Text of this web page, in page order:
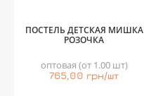
ПОСТЕЛЬ ДЕТСКАЯ МИШКА
РОЗОЧКА
оптовая (от 1.00 шт)
765,00 грн/шт